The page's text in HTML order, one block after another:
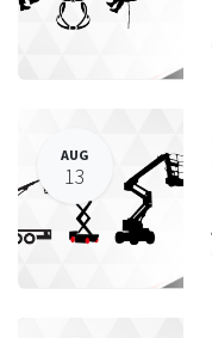
AUG
13